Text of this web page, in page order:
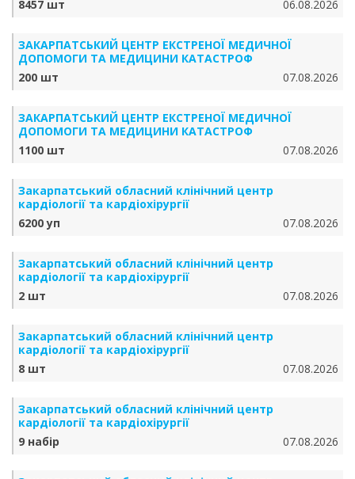
8457 шт
06.08.2026
ЗАКАРПАТСЬКИЙ ЦЕНТР ЕКСТРЕНОЇ МЕДИЧНОЇ
ДОПОМОГИ ТА МЕДИЦИНИ КАТАСТРОФ
200 шт
07.08.2026
ЗАКАРПАТСЬКИЙ ЦЕНТР ЕКСТРЕНОЇ МЕДИЧНОЇ
ДОПОМОГИ ТА МЕДИЦИНИ КАТАСТРОФ
1100 шт
07.08.2026
Закарпатський обласний клінічний центр
кардіології та кардіохірургії
6200 уп
07.08.2026
Закарпатський обласний клінічний центр
кардіології та кардіохірургії
2 шт
07.08.2026
Закарпатський обласний клінічний центр
кардіології та кардіохірургії
8 шт
07.08.2026
Закарпатський обласний клінічний центр
кардіології та кардіохірургії
9 набір
07.08.2026